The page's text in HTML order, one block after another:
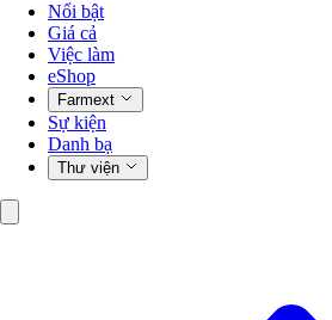
Nổi bật
Giá cả
Việc làm
eShop
Farmext
Sự kiện
Danh bạ
Thư viện